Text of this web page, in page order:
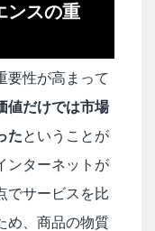
ンスの重
要性が高まって
値だけでは市場
たということが
ンターネットが
でサービスを比
め、商品の物質